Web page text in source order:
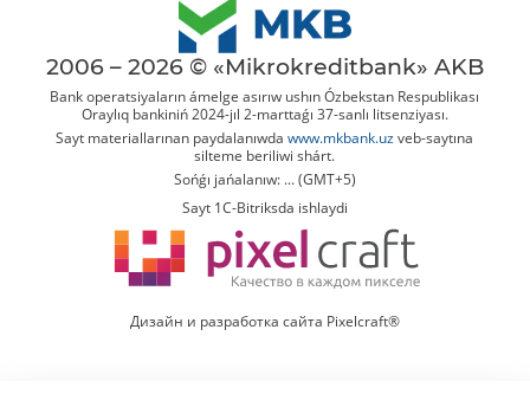
2006 – 2026 © «Mikrokreditbank» AKB
Bank operatsiyaların ámelge asırıw ushın Ózbekstan Respublikası
Oraylıq bankiniń 2024-jıl 2-marttaǵı 37-sanlı litsenziyası.
Sayt materiallarınan paydalanıwdawww.mkbank.uz veb-saytına
silteme beriliwi shárt.
Sońǵı jańalanıw: ... (GMT+5)
Sayt 1C-Bitriksda ishlaydi
Дизайн и разработка сайта Pixelcraft®